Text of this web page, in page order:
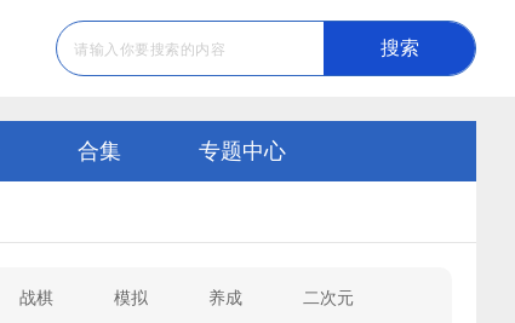
搜索
合集 专题中心
战棋 模拟 养成
二次元